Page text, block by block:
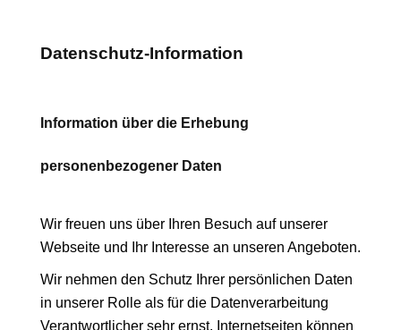
Datenschutz-Information
Information über die Erhebung
personenbezogener Daten
Wir freuen uns über Ihren Besuch auf unserer
Webseite und Ihr Interesse an unseren Angeboten.
Wir nehmen den Schutz Ihrer persönlichen Daten
in unserer Rolle als für die Datenverarbeitung
Verantwortlicher sehr ernst. Internetseiten können